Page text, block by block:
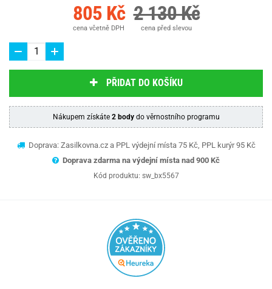
805 Kč
cena včetně DPH
2 130 Kč
cena před slevou
PŘIDAT DO KOŠÍKU
Nákupem získáte 2 bodydo věrnostního programu
Doprava: Zasilkovna.cz a PPL výdejní místa 75 Kč, PPL kurýr 95 Kč
Doprava zdarma na výdejní místa nad 900 Kč
Kód produktu: sw_bx5567